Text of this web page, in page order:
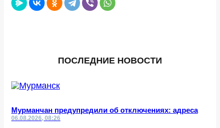
ПОСЛЕДНИЕ НОВОСТИ
Мурманчан предупредили об отключениях: адреса
06.08.2026, 08:26